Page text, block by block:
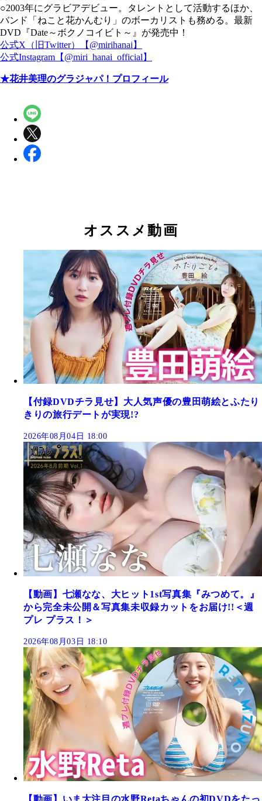
○2003年にグラビアデビュー。タレントとして活動するほか、
バンド「ねこと花かんむり」のボーカリストも務める。最新
DVD『Date～ボクノコイビト～』が発売中！
公式X（旧Twitter）【@mirihanai】
公式Instagram【@miri_hanai_official】
★花井美理のグラジャパ！プロフィール
オススメ動画
【付録DVDチラ見せ】大人気声優の豊田萌絵とふたり
きりの旅行デートが実現!?
2026年08月04日 18:00
【動画】七瀬なな、大ヒット1st写真集『みつめて。』
から完全未公開＆写真集未収録カットをお届け!!＜週
プレ プラス！＞
2026年08月03日 18:10
【動画】いま大注目の水野Retaちゃんの初DVDをたっ